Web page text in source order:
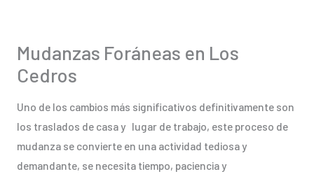
Mudanzas Foráneas en Los
Cedros
Uno de los cambios más significativos definitivamente son
los traslados de casa y lugar de trabajo, este proceso de
mudanza se convierte en una actividad tediosa y
demandante, se necesita tiempo, paciencia y